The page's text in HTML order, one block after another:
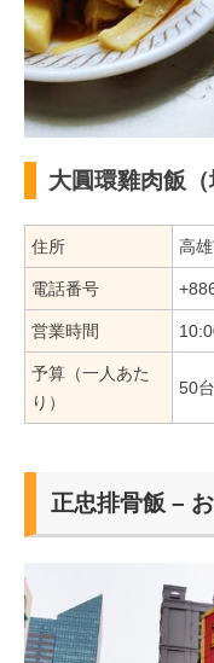
大圓環雞肉飯（
住所 高
電話番号
営業時間
予算（一人あた
り）
50
正忠排骨飯 –